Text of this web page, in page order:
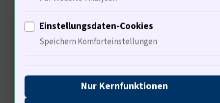
Einstellungsdaten-Cookies
Speichern Komforteinstellungen
Nur Kernfunktionen